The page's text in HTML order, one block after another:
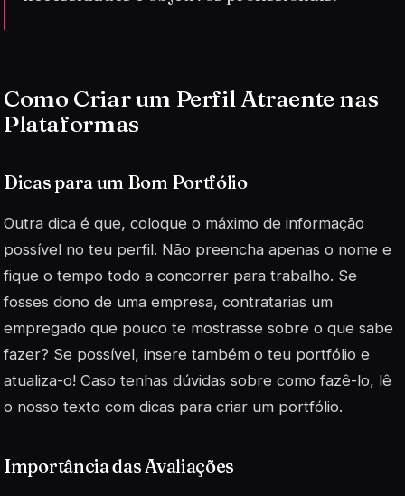
Como Criar um Perfil Atraente nas
Plataformas
Dicas para um Bom Portfólio
Outra dica é que, coloque o máximo de informação
possível no teu perfil. Não preencha apenas o nome e
fique o tempo todo a concorrer para trabalho. Se
fosses dono de uma empresa, contratarias um
empregado que pouco te mostrasse sobre o que sabe
fazer? Se possível, insere também o teu portfólio e
atualiza-o! Caso tenhas dúvidas sobre como fazê-lo, lê
o nosso texto com dicas para criar um portfólio.
Importância das Avaliações